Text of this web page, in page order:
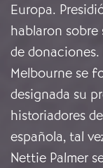
Europa.
hablaron sobre
de donaciones.
Melbourne se
designada su
historiadores
española, tal
Nettie Palmer